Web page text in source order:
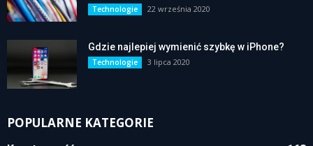
Technologie 22 września 2020
Gdzie najlepiej wymienić szybkę w iPhone?
Technologie 3 lipca 2020
POPULARNE KATEGORIE